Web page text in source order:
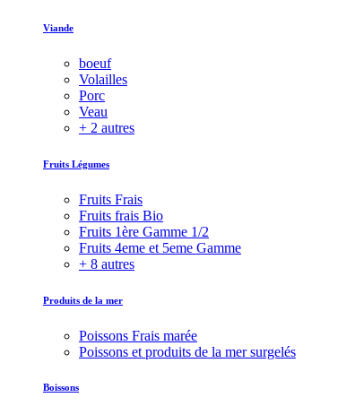
Viande
boeuf
Volailles
Porc
Veau
+ 2 autres
Fruits Légumes
Fruits Frais
Fruits frais Bio
Fruits 1ère Gamme 1/2
Fruits 4eme et 5eme Gamme
+ 8 autres
Produits de la mer
Poissons Frais marée
Poissons et produits de la mer surgelés
Boissons